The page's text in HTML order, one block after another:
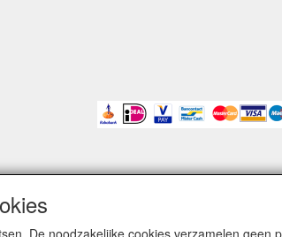
De noodzakelijke cookies verzamelen